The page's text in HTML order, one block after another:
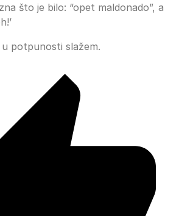
što je bilo: “opet maldonado”, a
u potpunosti slažem.